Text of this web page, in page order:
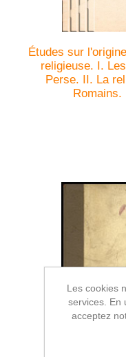
Études sur
religieuse. I.
Perse. II. La
Romains.
Les cookies
services. En
acceptez